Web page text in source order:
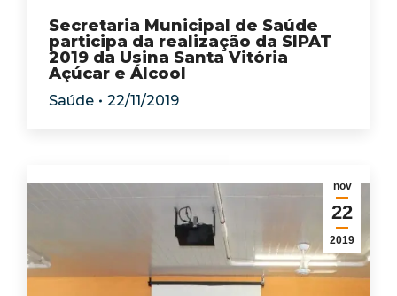
Secretaria Municipal de Saúde
participa da realização da SIPAT
2019 da Usina Santa Vitória
Açúcar e Álcool
Saúde 22/11/2019
nov
22
2019